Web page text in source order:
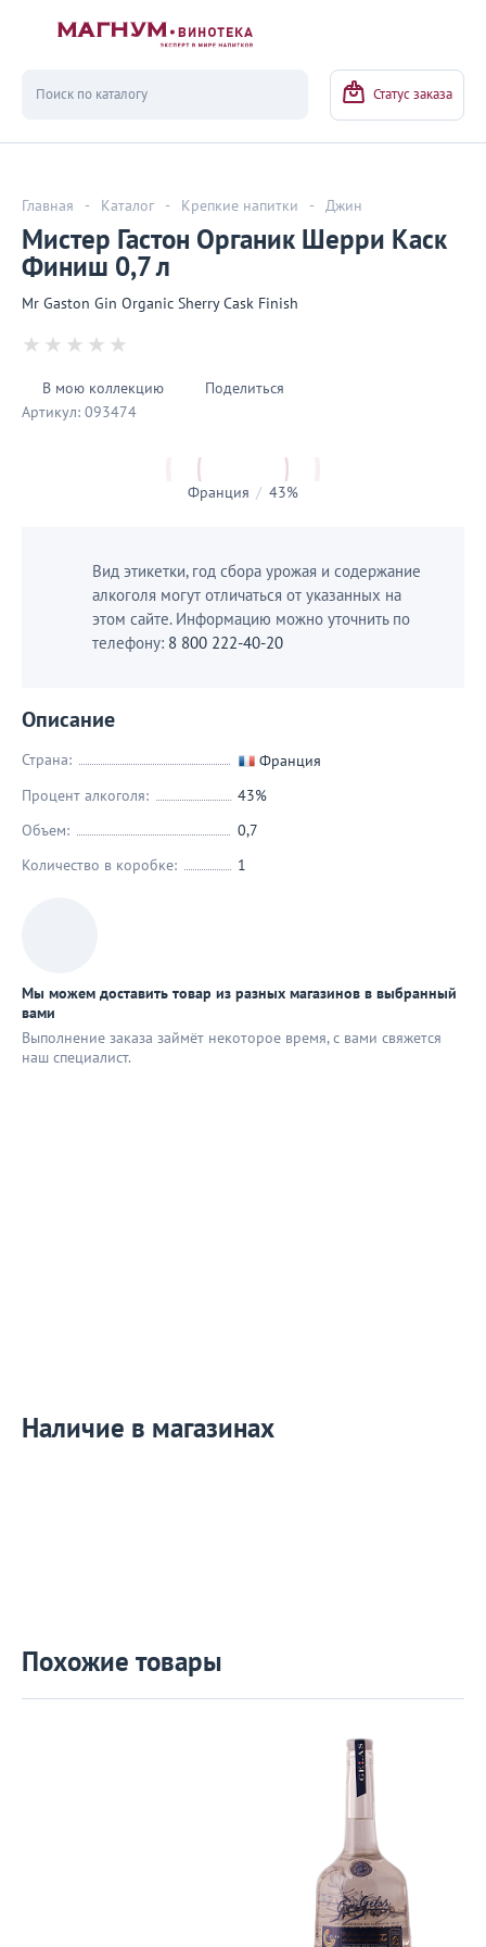
Статус заказа
Главная - Каталог - Крепкие напитки - Джин
Мистер Гастон Органик Шерри Каск
Финиш 0,7 л
Mr Gaston Gin Organic Sherry Cask Finish
В мою коллекцию
Поделиться
Артикул: 093474
Франция / 43%
Вид этикетки, год сбора урожая и содержание
алкоголя могут отличаться от указанных на
этом сайте. Информацию можно уточнить по
телефону: 8 800 222-40-20
Описание
Страна:
Франция
Процент алкоголя:
43%
Объем:
0,7
Количество в коробке:
1
Мы можем доставить товар из разных магазинов в выбранный
вами
Выполнение заказа займёт некоторое время, с вами свяжется
наш специaлист.
Наличие в магазинах
Похожие товары